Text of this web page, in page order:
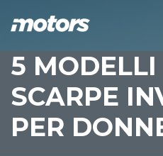
5 MODELLI
SCARPE
PER